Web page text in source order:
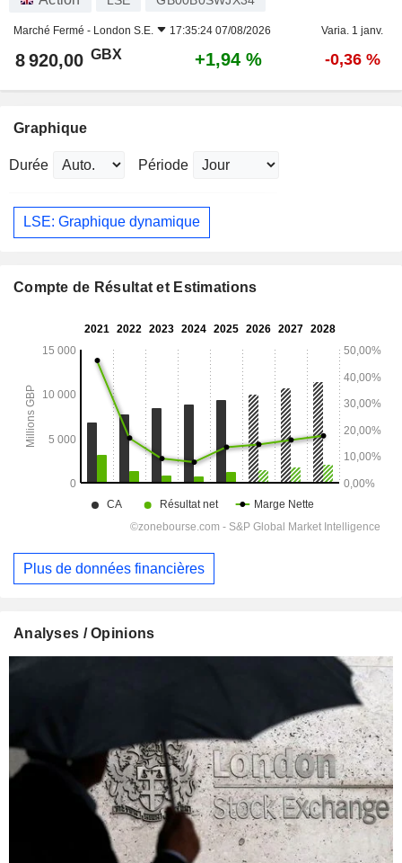
Marché Fermé - London S.E. 17:35:24 07/08/2026 Varia. 1 janv.
8 920,00 GBX +1,94 % -0,36 %
Graphique
Durée Période
LSE: Graphique dynamique
Compte de Résultat et Estimations
Plus de données financières
Analyses / Opinions